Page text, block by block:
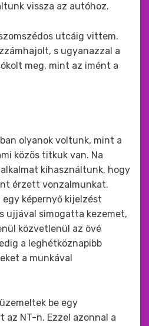
vissza az autóhoz.
utcáig vittem.
s ugyanazzal a
meg, mint az imént a
olyanok voltunk, mint a
közös titkuk van. Na
kihasználtunk, hogy
érzett vonzalmunkat.
egy képernyő kijelzést
ujjával simogatta kezemet,
közvetlenül az övé
a leghétköznapibb
a munkával
be egy
az NT-n. Ezzel azonnal a